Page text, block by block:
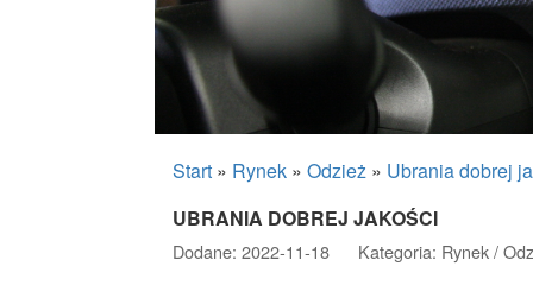
Start » Rynek » Odzież » Ubrania dobrej
UBRANIA DOBREJ JAKOŚCI
Dodane: 2022-11-18 Kategoria: Rynek /